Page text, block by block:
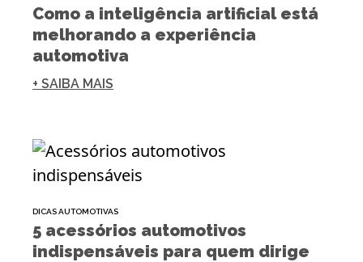
Como a inteligência artificial está
melhorando a experiência
automotiva
+ SAIBA MAIS
DICAS AUTOMOTIVAS
5 acessórios automotivos
indispensáveis para quem dirige